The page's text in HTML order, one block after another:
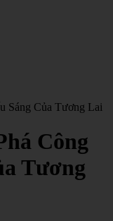
Công
Tương